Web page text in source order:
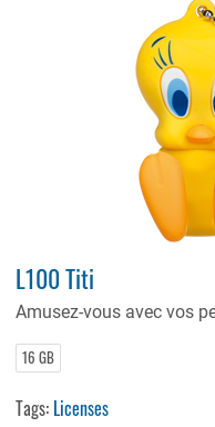
L100 Titi
Amusez-vous avec vos
16 GB
Tags: Licenses